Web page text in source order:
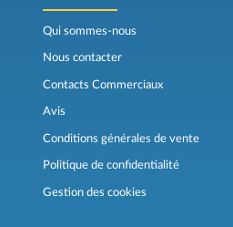
Qui sommes-nous
Nous contacter
Contacts Commerciaux
Avis
Conditions générales de vente
Politique de confidentialité
Gestion des cookies